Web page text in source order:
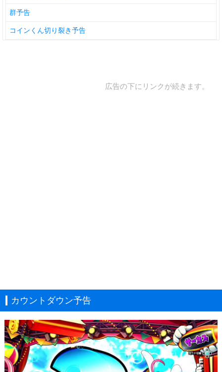
群予告
コインくん切り裂き予告
広告の下にリンクが続きます。
カウントダウン予告